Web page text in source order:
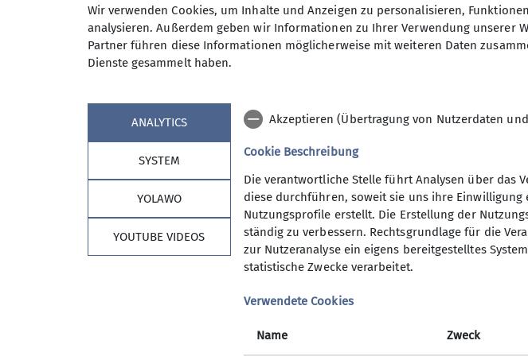
Neben anspruchvollen Bergtouren (bis ca. 1400
bis 20 km) auf unserem Programm. Dazu kommen
Wanderwoche in den Bergen sowie im Winter Ski-
An den Tourentagen werden die unterschiedlichsten
Bisher ist uns das immer gut gelungen !
Wer uns, eine wirklich sympathische und fröhliche
zu unserem Freitagstreffen in den Gasthof Schützenhaus
dann vielleicht die nächste Wanderung mit.
Informationen gibts beim Vereinsbeirat für die
Herbert Meyer 08153 7050 wochentagswanderer@dav-
Kontakt aufnehmen
Anmeldung bis
Maximale Teilnehmeranzahl
Sektion Vierseenland
Wir verwenden Cookies, um Inhalte und Anzeigen zu personalisieren,
analysieren. Außerdem geben wir Informationen zu Ihrer Verwendung unserer
Partner führen diese Informationen möglicherweise mit weiteren Daten
Dienste gesammelt haben.
ANALYTICS
SYSTEM
YOLAWO
YOUTUBE VIDEOS
Akzeptieren (Übertragung von Nutzerdaten
Cookie Beschreibung
Die verantwortliche Stelle führt Analysen über das
diese durchführen, soweit sie uns ihre
Nutzungsprofile erstellt. Die Erstellung der
ständig zu verbessern. Rechtsgrundlage für die
zur Nutzeranalyse ein eigens bereitgestelltes
statistische Zwecke verarbeitet.
Verwendete Cookies
Name Zweck